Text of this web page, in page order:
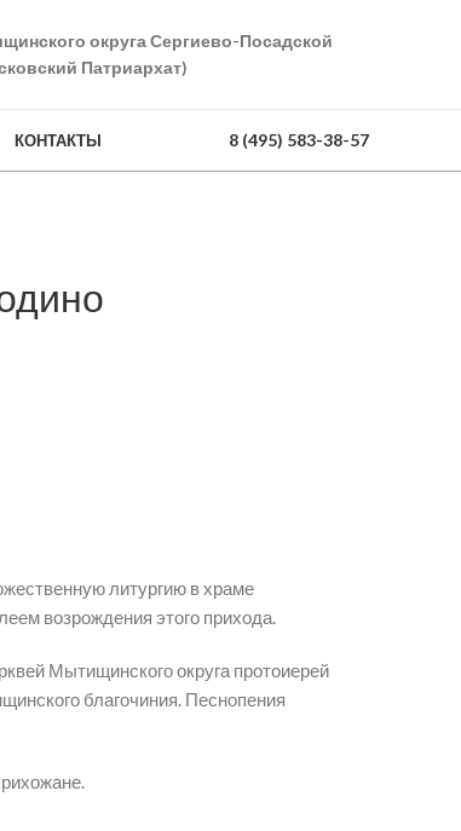
округа Сергиево-Посадской
Патриархат)
КОНТАКТЫ 8 (495) 583-38-57
литургию в храме
возрождения этого прихода.
Мытищинского округа протоиерей
благочиния. Песнопения